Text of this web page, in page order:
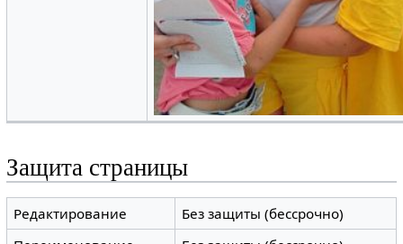
Защита страницы
Редактирование
Без защиты (бессрочно)